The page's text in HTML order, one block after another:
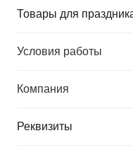
Товары для
Условия работы
Компания
Реквизиты
в
Полный список
товаров для
«Продукция и Услуги»